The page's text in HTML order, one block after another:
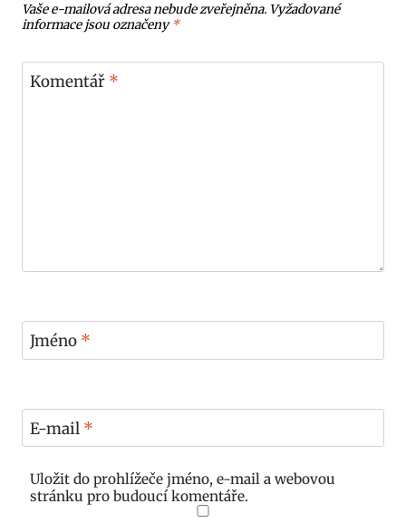
Vaše e-mailová adresa nebude zveřejněna. Vyžadované
informace jsou označeny*
Komentář *
Jméno *
E-mail *
Uložit do prohlížeče jméno, e-mail a webovou
stránku pro budoucí komentáře.